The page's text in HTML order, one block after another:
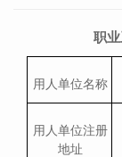
职
用人单位名称
用人单位注册
地址